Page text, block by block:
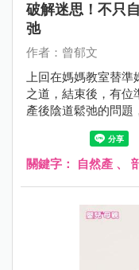
破解迷思！不只
弛
作者：曾郁文
上回在媽媽教室替準
之道，結束後，有位
產後陰道鬆弛的問題
成嚴重的陰道鬆弛
道剖腹產的陰道就會
關鍵字： 自然產 、